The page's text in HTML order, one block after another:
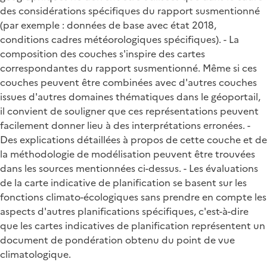
des considérations spécifiques du rapport susmentionné
(par exemple : données de base avec état 2018,
conditions cadres météorologiques spécifiques). - La
composition des couches s'inspire des cartes
correspondantes du rapport susmentionné. Même si ces
couches peuvent être combinées avec d'autres couches
issues d'autres domaines thématiques dans le géoportail,
il convient de souligner que ces représentations peuvent
facilement donner lieu à des interprétations erronées. -
Des explications détaillées à propos de cette couche et de
la méthodologie de modélisation peuvent être trouvées
dans les sources mentionnées ci-dessus. - Les évaluations
de la carte indicative de planification se basent sur les
fonctions climato-écologiques sans prendre en compte les
aspects d'autres planifications spécifiques, c'est-à-dire
que les cartes indicatives de planification représentent un
document de pondération obtenu du point de vue
climatologique.